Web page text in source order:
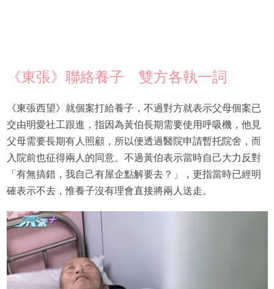
《東張》聯絡養子 雙方各執一詞
《東張西望》就個案打給養子，不過對方就表示父母個案已
交由明愛社工跟進，指因為黃伯長期需要使用呼吸機，他見
父母需要長期有人照顧，所以便透過醫院申請暫托院舍，而
入院前也征得兩人的同意。不過黃伯表示當時自己大力反對
「有無搞錯，我自己有屋企點解要去？」，更指當時已經明
確表示不去，惟養子沒有理會直接將兩人送走。